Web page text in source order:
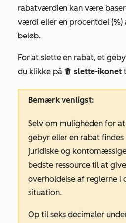
rabatværdien kan være
værdi eller en procentdel (%)
beløb.
For at slette en rabat, et
du klikke på delete slette-ikonet
Bemærk venligst:
Selv om muligheden for
gebyr eller en rabat findes
juridiske og
bedste ressource til at
overholdelse af reglerne i
situation.
Op til seks decimaler